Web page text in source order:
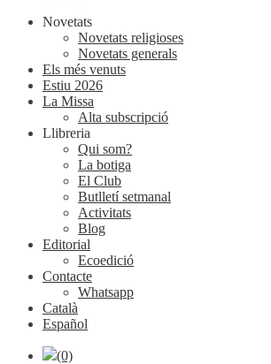
Novetats
Novetats religioses
Novetats generals
Els més venuts
Estiu 2026
La Missa
Alta subscripció
Llibreria
Qui som?
La botiga
El Club
Butlletí setmanal
Activitats
Blog
Editorial
Ecoedició
Contacte
Whatsapp
Català
Español
(0)